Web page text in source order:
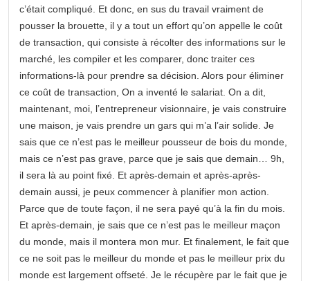
c’était compliqué. Et donc, en sus du travail vraiment de
pousser la brouette, il y a tout un effort qu’on appelle le coût
de transaction, qui consiste à récolter des informations sur le
marché, les compiler et les comparer, donc traiter ces
informations-là pour prendre sa décision. Alors pour éliminer
ce coût de transaction, On a inventé le salariat. On a dit,
maintenant, moi, l’entrepreneur visionnaire, je vais construire
une maison, je vais prendre un gars qui m’a l’air solide. Je
sais que ce n’est pas le meilleur pousseur de bois du monde,
mais ce n’est pas grave, parce que je sais que demain… 9h,
il sera là au point fixé. Et après-demain et après-après-
demain aussi, je peux commencer à planifier mon action.
Parce que de toute façon, il ne sera payé qu’à la fin du mois.
Et après-demain, je sais que ce n’est pas le meilleur maçon
du monde, mais il montera mon mur. Et finalement, le fait que
ce ne soit pas le meilleur du monde et pas le meilleur prix du
monde est largement offseté. Je le récupère par le fait que je